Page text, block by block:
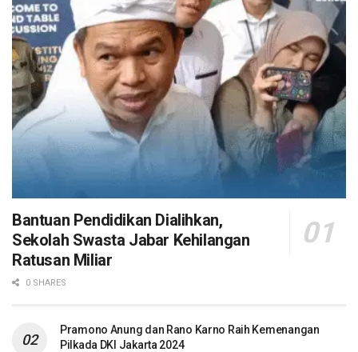
Bantuan Pendidikan Dialihkan,
Sekolah Swasta Jabar Kehilangan
Ratusan Miliar
0 SHARES
Pramono Anung dan Rano Karno Raih Kemenangan
Pilkada DKI Jakarta 2024